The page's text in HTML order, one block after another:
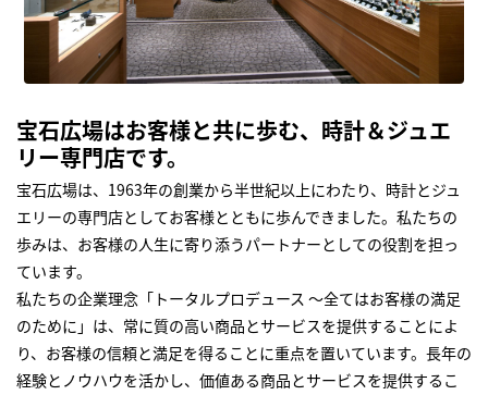
宝石広場はお客様と共に歩む、時計＆ジュエ
リー専門店です。
宝石広場は、1963年の創業から半世紀以上にわたり、時計とジュ
エリーの専門店としてお客様とともに歩んできました。私たちの
歩みは、お客様の人生に寄り添うパートナーとしての役割を担っ
ています。
私たちの企業理念「トータルプロデュース ～全てはお客様の満足
のために」は、常に質の高い商品とサービスを提供することによ
り、お客様の信頼と満足を得ることに重点を置いています。長年の
経験とノウハウを活かし、価値ある商品とサービスを提供するこ